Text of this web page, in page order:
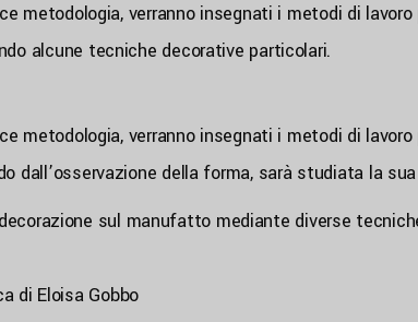
metodologia, verranno insegnati i metodi di
alcune tecniche decorative particolari.
metodologia, verranno insegnati i metodi di
dall’osservazione della forma, sarà studiata la
sul manufatto mediante diverse
di Eloisa Gobbo